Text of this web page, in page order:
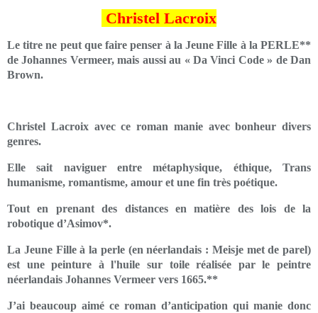
Christel Lacroix
Le titre ne peut que faire penser à la Jeune Fille à la PERLE**
de Johannes Vermeer, mais aussi au « Da Vinci Code » de Dan
Brown.
Christel Lacroix avec ce roman manie avec bonheur divers
genres.
Elle sait naviguer entre métaphysique, éthique, Trans
humanisme, romantisme, amour et une fin très poétique.
Tout en prenant des distances en matière des lois de la
robotique d’Asimov*.
La Jeune Fille à la perle (en néerlandais : Meisje met de parel)
est une peinture à l'huile sur toile réalisée par le peintre
néerlandais Johannes Vermeer vers 1665.**
J’ai beaucoup aimé ce roman d’anticipation qui manie donc